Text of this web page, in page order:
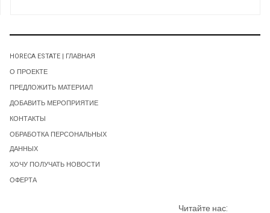
HORECA ESTATE | ГЛАВНАЯ
О ПРОЕКТЕ
ПРЕДЛОЖИТЬ МАТЕРИАЛ
ДОБАВИТЬ МЕРОПРИЯТИЕ
КОНТАКТЫ
ОБРАБОТКА ПЕРСОНАЛЬНЫХ
ДАННЫХ
ХОЧУ ПОЛУЧАТЬ НОВОСТИ
ОФЕРТА
Читайте нас: